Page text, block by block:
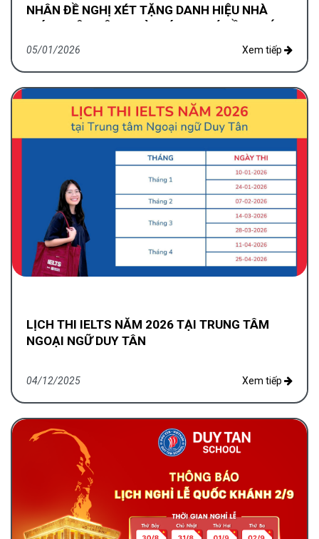
NHÂN ĐỀ NGHỊ XÉT TẶNG DANH HIỆU NHÀ
17 NĂM 2026
05/01/2026 Xem tiếp
LỊCH THI IELTS NĂM 2026 TẠI TRUNG TÂM
NGOẠI NGỮ DUY TÂN
04/12/2025 Xem tiếp